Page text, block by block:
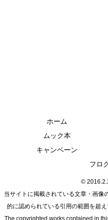
ホーム
ムック本
キャンペーン
フロ
©
当サイトに掲載されている文章・画像
的に認められている引用の範囲を超
The copyrighted works contained in